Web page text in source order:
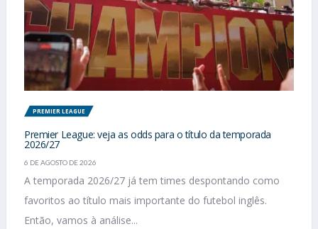
PREMIER LEAGUE
Premier League: veja as odds para o título da temporada
2026/27
6 DE AGOSTO DE 2026
A temporada 2026/27 já tem times despontando como
favoritos ao título mais importante do futebol inglês.
Então, vamos à análise...